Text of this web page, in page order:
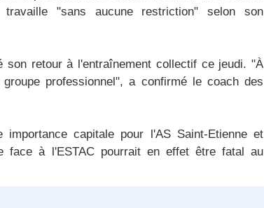
"sans aucune restriction" selon son
son retour à l'entraînement collectif ce jeudi. "À
professionnel", a confirmé le coach des
capitale pour l'AS Saint-Etienne et
face à l'ESTAC pourrait en effet être fatal au